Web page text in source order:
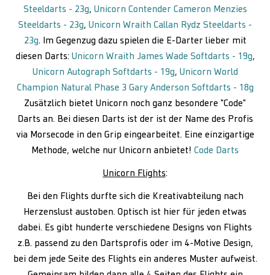
Steeldarts - 23g, Unicorn Contender Cameron Menzies
Steeldarts - 23g, Unicorn Wraith Callan Rydz Steeldarts -
23g. Im Gegenzug dazu spielen die E-Darter lieber mit
diesen Darts: Unicorn Wraith James Wade Softdarts - 19g,
Unicorn Autograph Softdarts - 19g, Unicorn World
Champion Natural Phase 3 Gary Anderson Softdarts - 18g
Zusätzlich bietet Unicorn noch ganz besondere "Code"
Darts an. Bei diesen Darts ist der ist der Name des Profis
via Morsecode in den Grip eingearbeitet. Eine einzigartige
Methode, welche nur Unicorn anbietet! Code Darts
Unicorn Flights:
Bei den Flights durfte sich die Kreativabteilung nach
Herzenslust austoben. Optisch ist hier für jeden etwas
dabei. Es gibt hunderte verschiedene Designs von Flights
z.B. passend zu den Dartsprofis oder im 4-Motive Design,
bei dem jede Seite des Flights ein anderes Muster aufweist.